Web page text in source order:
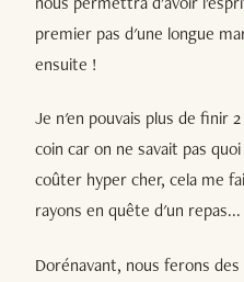
premier pas d'une longue
ensuite !
Je n'en pouvais plus de finir
coin car on ne savait pas
coûter hyper cher, cela me
rayons en quête d'un repas...
Dorénavant, nous ferons